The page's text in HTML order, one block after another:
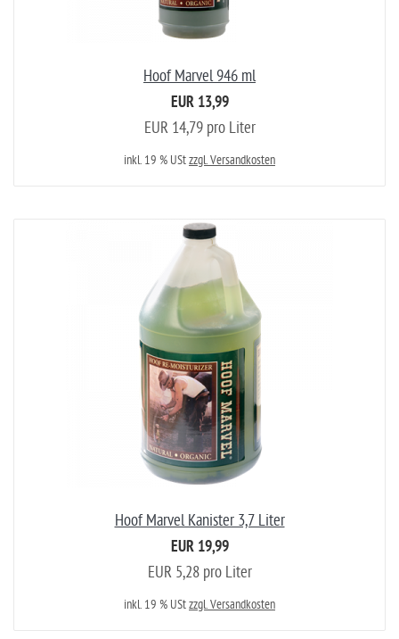
Hoof Marvel 946 ml
EUR 13,99
EUR 14,79 pro Liter
inkl. 19 % UStzzgl. Versandkosten
Hoof Marvel Kanister 3,7 Liter
EUR 19,99
EUR 5,28 pro Liter
inkl. 19 % UStzzgl. Versandkosten